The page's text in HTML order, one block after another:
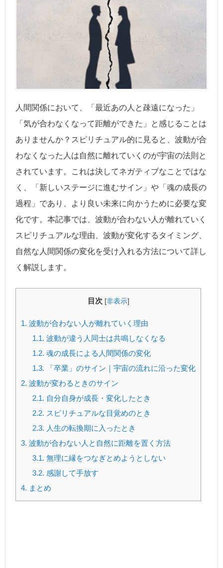
人間関係において、「最近あの人と疎遠になった」
「気が合わなくなって距離ができた」と感じることは
ありませんか？スピリチュアル的に見ると、波動が合
わなくなった人は自然に離れていくのが宇宙の法則と
されています。これは決してネガティブなことではな
く、「新しいステージに進むサイン」や「魂の成長の
過程」であり、より良い未来に向かうために必要な変
化です。本記事では、波動が合わない人が離れていく
スピリチュアルな理由、波動が変化するタイミング、
自然な人間関係の変化を受け入れる方法について詳し
く解説します。
目次 [非表示]
1. 波動が合わない人が離れていく理由
1.1. 波動が違う人同士は共鳴しなくなる
1.2. 魂の成長による人間関係の変化
1.3. 「卒業」のサイン｜宇宙の流れに沿った変化
2. 波動が変わるときのサイン
2.1. 自分自身が成長・変化したとき
2.2. スピリチュアルな目覚めのとき
2.3. 人生の転換期に入ったとき
3. 波動が合わない人と自然に距離を置く方法
3.1. 無理に縁をつなぎとめようとしない
3.2. 感謝して手放す
4. まとめ